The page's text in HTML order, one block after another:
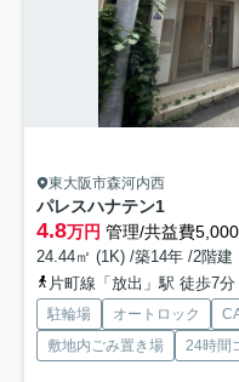
東大阪市森河内西
パレスハナテン1
4.8万円 管理/共益費
24.44㎡ (1K) /築14年 /2階建
片町線「放出」駅 徒歩7分
駐輪場 オートロック
敷地内ごみ置き場
24時間